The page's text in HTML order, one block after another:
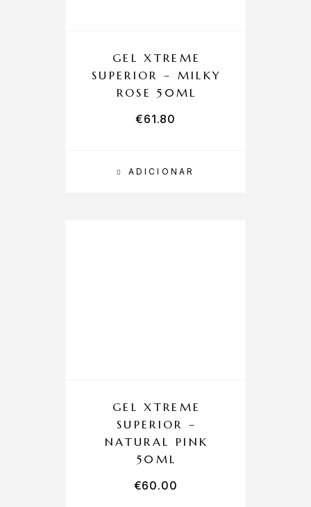
ADICIONAR
GEL XTREME
SUPERIOR – MILKY
ROSE 50ML
€61.80
GEL XTREME
SUPERIOR –
NATURAL PINK
50ML
€60.00